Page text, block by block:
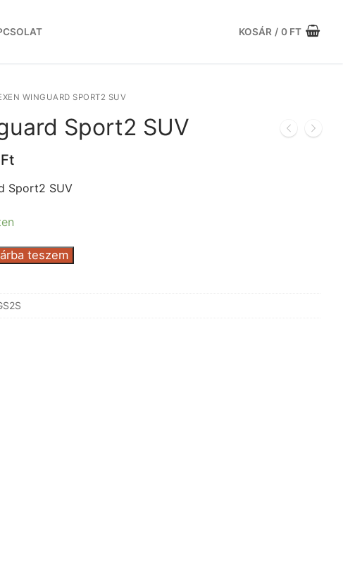
KOSÁR / 0 FT
WINGUARD SPORT2 SUV
Sport2 SUV
FtCurrent
is:
Sport2 SUV
teszem